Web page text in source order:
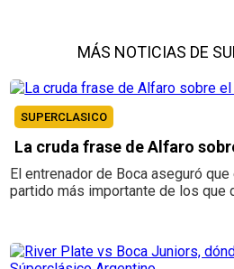
MÁS NOTICIAS DE
SUPERCLASICO
La cruda frase de Alfaro
El entrenador de Boca aseguró
partido más importante de los que